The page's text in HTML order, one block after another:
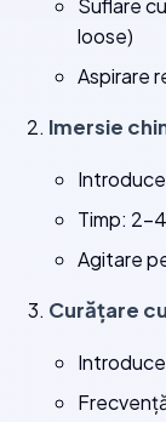
Suflare
loose)
Aspirare
Imersie
Timp: 2-
Agitare
Curățare